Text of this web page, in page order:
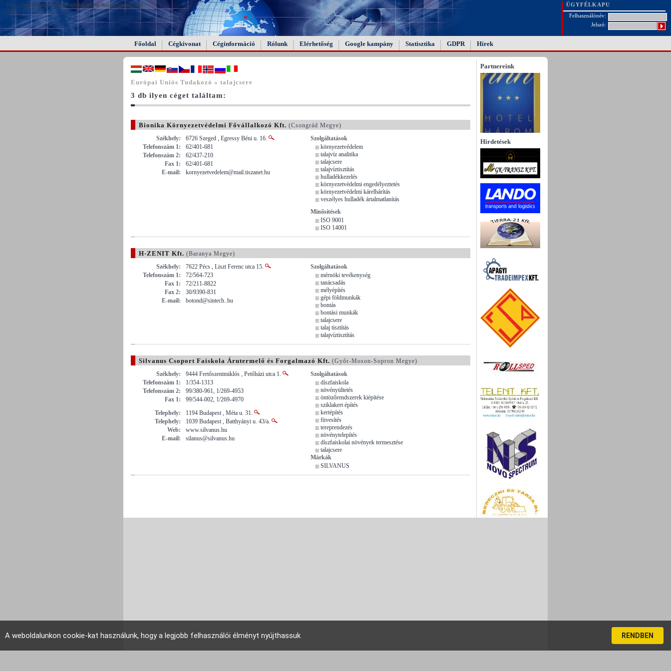
FAIL (the browser should render some flash content, not
this).
ÜGYFÉLKAPU
Felhasználónév:
Jelszó:
Főoldal Cégkivonat Céginformáció Rólunk Elérhetőség Google kampány Statisztika GDPR Hírek
Európai Uniós Tudakozó « talajcsere
3 db ilyen céget találtam:
Bionika Környezetvédelmi Fővállalkozó Kft. (Csongrád Megye)
Székhely:
6726 Szeged , Egressy Béni u. 16.
Telefonszám 1:
62/401-681
Telefonszám 2:
62/437-210
Fax 1:
62/401-681
E-mail:
kornyezetvedelem@mail.tiszanet.hu
Szolgáltatások
környezetvédelem
talajvíz analitika
talajcsere
talajvíztisztítás
hulladékkezelés
környezetvédelmi engedélyeztetés
környezetvédelmi kárelhárítás
veszélyes hulladék ártalmatlanítás
Minősítések
ISO 9001
ISO 14001
H-ZENIT Kft. (Baranya Megye)
Székhely:
7622 Pécs , Liszt Ferenc utca 15.
Telefonszám 1:
72/564-723
Fax 1:
72/211-8822
Fax 2:
30/9390-831
E-mail:
botond@sintech..hu
Szolgáltatások
mérnöki tevékenység
tanácsadás
mélyépítés
gépi földmunkák
bontás
bontási munkák
talajcsere
talaj tisztítás
talajvíztisztítás
Silvanus Csoport Faiskola Árutermelő és Forgalmazó Kft. (Győr-Moson-Sopron Megye)
Székhely:
9444 Fertőszentmiklós , Petőházi utca 1.
Telefonszám 1:
1/354-1313
Telefonszám 2:
99/380-961, 1/269-4953
Fax 1:
99/544-002, 1/269-4970
Telephely:
1194 Budapest , Méta u. 31.
Telephely:
1039 Budapest , Batthyányi u. 43/a.
Web:
www.silvanus.hu
E-mail:
silanus@silvanus.hu
Szolgáltatások
díszfaiskola
növényültetés
öntözőrendszerek kiépítése
sziklakert építés
kertépítés
füvesítés
tereprendezés
növénytelepítés
díszfaiskolai növények termesztése
talajcsere
Márkák
SILVANUS
Partnereink
Hirdetések
A weboldalunkon cookie-kat használunk, hogy a legjobb felhasználói élményt nyújthassuk RENDBEN